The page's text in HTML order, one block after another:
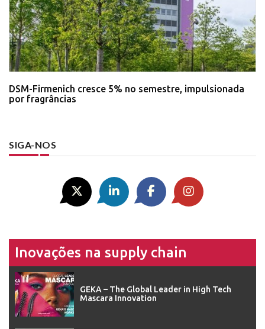
DSM-Firmenich cresce 5% no semestre, impulsionada
por fragrâncias
SIGA-NOS
Inovações na supply chain
GEKA – The Global Leader in High Tech
Mascara Innovation